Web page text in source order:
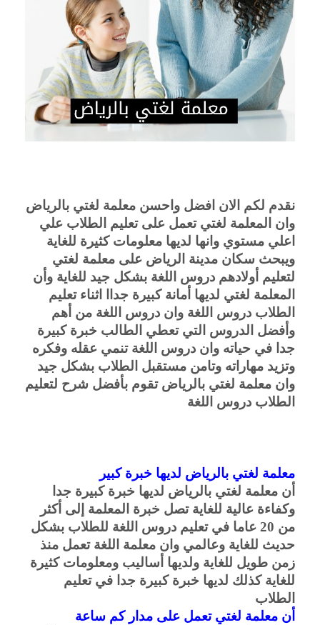
نقدم لكم الان افضل واحسن معلمة لغتي بالرياض
وان المعلمة لغتي تعمل على تعليم الطلاب علي
اعلي مستوي وانها لديها معلومات كثيرة للغاية
ويبحث سكان مدينة الرياض على معلمة لغتي
لتعليم أولادهم دروس اللغة بشكل جيد للغاية وأن
المعلمة لغتي لديها أمانة كبيرة جداا اثناء تعليم
الطلاب دروس اللغة وان دروس اللغة من أهم
وأفضل الدروس التي تعطي الطالب خبرة كبيرة
جدا في حياته وان دروس اللغة تنمي عقله وفكره
وتزيد مهاراته وتامن مستقبل الطلاب بشكل جيد
وان معلمة لغتي بالرياض تقوم بأفضل شرح لتعليم
الطلاب دروس اللغة
معلمة لغتي بالرياض لديها خبرة كبير
أن معلمة لغتي بالرياض لديها خبرة كبيرة جدا
وكفاءة عالية للغاية تصل خبرة المعلمة إلى أكثر
من 20 عاما في تعليم دروس اللغة للطلاب بشكل
حديث للغاية وعالمي وان معلمة اللغة تعمل منذ
زمن طويل للغاية ولديها أساليب ومعلومات كثيرة
للغاية كذلك لديها خبرة كبيرة جدا في تعليم
الطلاب
أن معلمة لغتي تعمل على مدار كم ساعة